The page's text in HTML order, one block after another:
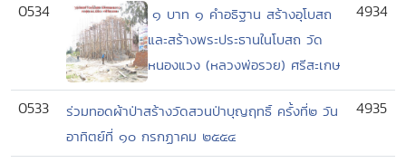
0534
๑ บาท ๑ คำอธิฐาน สร้างอุโบสถ
และสร้างพระประธานในโบสถ วัด
หนองแวง (หลวงพ่อรวย) ศรีสะเกษ
4934
0533
ร่วมทอดผ้าป่าสร้างวัดสวนป่าบุญฤทธิ์ ครั้งที่๒ วัน
อาทิตย์ที่ ๑๐ กรกฏาคม ๒๕๕๔
4935